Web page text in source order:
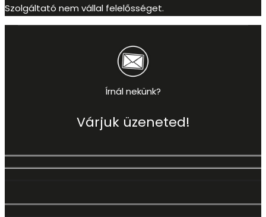
Szolgáltató nem vállal felelősséget.
Írnál nekünk?
Várjuk üzeneted!